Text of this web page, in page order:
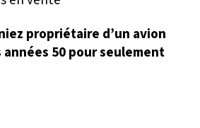
propriétaire d’un avion
50 pour seulement